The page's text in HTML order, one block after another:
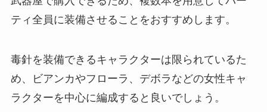
ティ全員に装備させることをおすすめします。
毒針を装備できるキャラクターは限られているた
め、ビアンカやフローラ、デボラなどの女性キャ
ラクターを中心に編成すると良いでしょう。